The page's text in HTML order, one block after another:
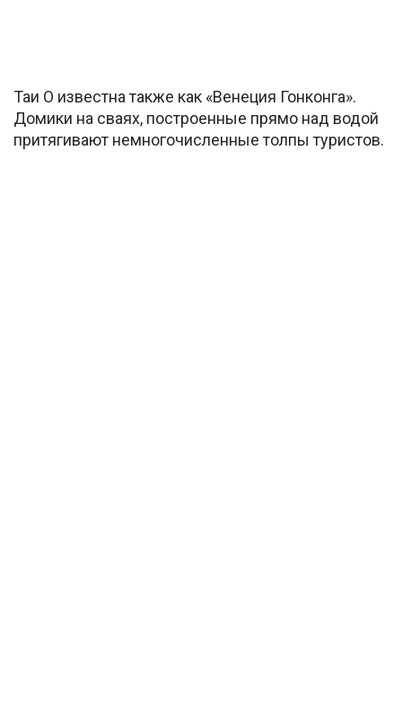
Таи О известна также как «Венеция Гонконга».
Домики на сваях, построенные прямо над водой
притягивают немногочисленные толпы туристов.